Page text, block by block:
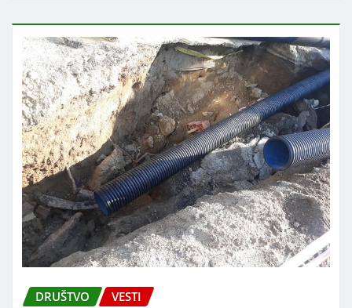
DRUŠTVO VESTI